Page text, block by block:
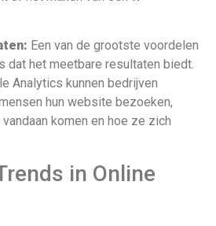
Een van de grootste voordelen
dat het meetbare resultaten biedt.
Analytics kunnen bedrijven
hun website bezoeken,
komen en hoe ze zich
in Online